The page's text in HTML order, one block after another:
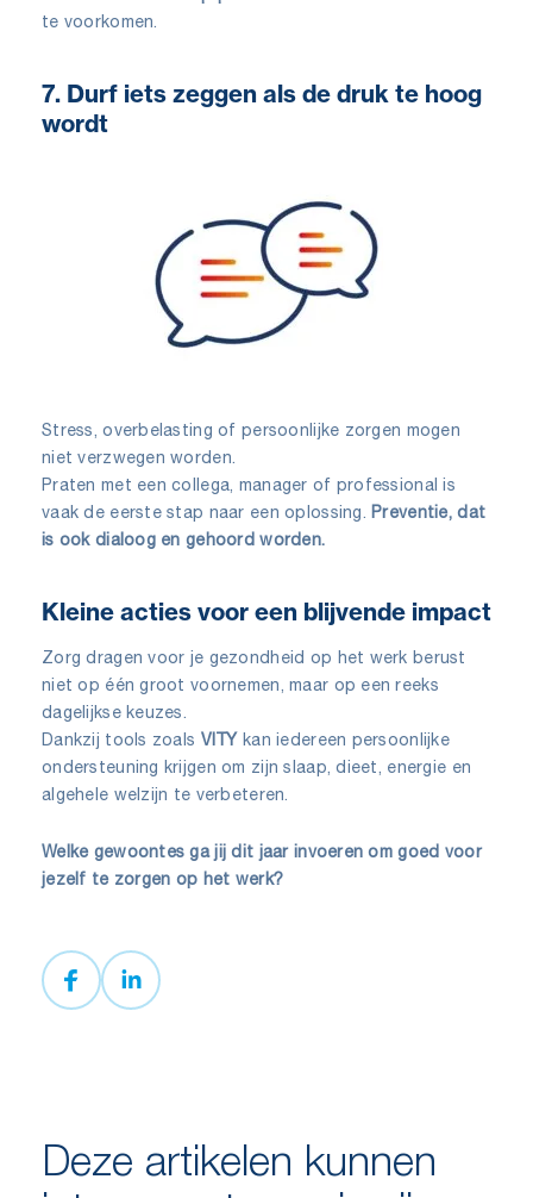
te voorkomen.
7. Durf iets zeggen als de druk te hoog
wordt
Stress, overbelasting of persoonlijke zorgen mogen
niet verzwegen worden.
Praten met een collega, manager of professional is
vaak de eerste stap naar een oplossing.
Preventie, dat
is ook dialoog en gehoord worden.
Kleine acties voor een blijvende impact
Zorg dragen voor je gezondheid op het werk berust
niet op één groot voornemen, maar op een reeks
dagelijkse keuzes.
Dankzij tools zoals VITY kan iedereen persoonlijke
ondersteuning krijgen om zijn slaap, dieet, energie en
algehele welzijn te verbeteren.
Welke gewoontes ga jij dit jaar invoeren om goed voor
jezelf te zorgen op het werk?
Deze artikelen kunnen